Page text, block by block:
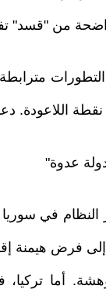
من "قسد"
نقطة اللاعودة.
عدوة"
النظام في
فرض هيمنة
أما تركيا،